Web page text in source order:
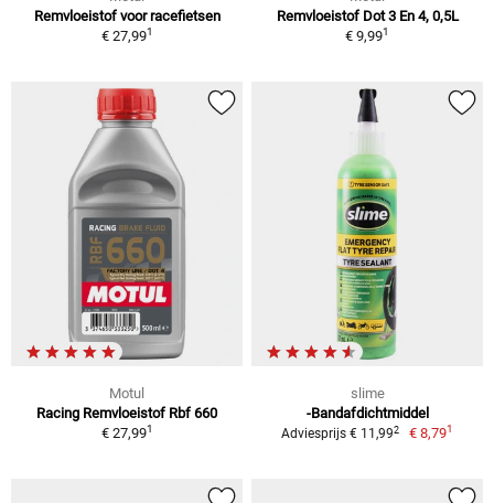
Remvloeistof voor racefietsen
€ 27,991
Remvloeistof Dot 3 En 4, 0,5L
€ 9,991
Motul
Racing Remvloeistof Rbf 660
€ 27,991
slime
-Bandafdichtmiddel
Adviesprijs € 11,992 € 8,791